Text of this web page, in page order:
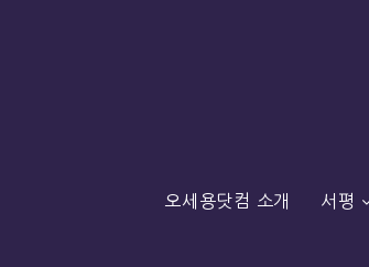
오세용닷컴 소개 서평